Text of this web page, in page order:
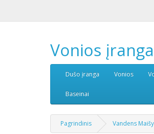
Vonios įranga
Dušo įranga Vonios
Baseinai
Pagrindinis Vandens